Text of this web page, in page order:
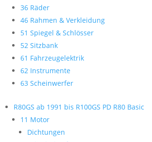
36 Räder
46 Rahmen & Verkleidung
51 Spiegel & Schlösser
52 Sitzbank
61 Fahrzeugelektrik
62 Instrumente
63 Scheinwerfer
R80GS ab 1991 bis R100GS PD R80 Basic
11 Motor
Dichtungen